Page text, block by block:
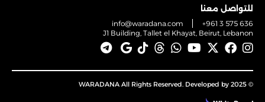
للتواصل معنا
info@waradana.com
+961 3 575 636
J1 Building, Tallet el Khayat, Beirut, Lebanon
© 2025 WARADANA All Rights Reserved. Developed by